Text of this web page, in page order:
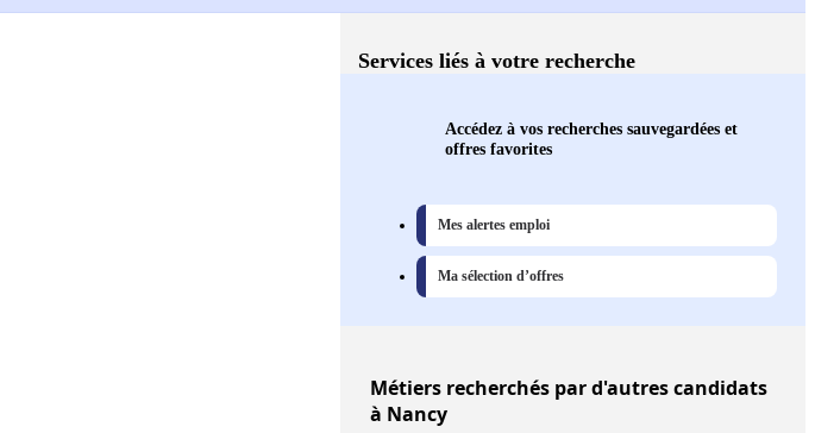
Services liés à votre recherche
Accédez à vos recherches sauvegardées et
offres favorites
Mes alertes emploi
Ma sélection d’offres
Métiers recherchés par d'autres candidats
à Nancy